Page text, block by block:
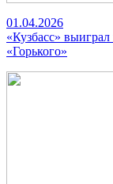
01.04.2026
«Кузбасс»
«Горького»